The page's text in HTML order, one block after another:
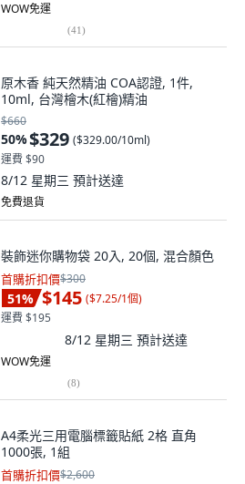
WOW免運
(41)
原木香 純天然精油 COA認證, 1件,
10ml, 台灣檜木(紅檜)精油
$660
50%$329 ($329.00/10ml)
運費 $90
8/12 星期三 預計送達
免費退貨
裝飾迷你購物袋 20入, 20個, 混合顏色
首購折扣價$300
51% $145 ($7.25/1個)
運費 $195
8/12 星期三 預計送達
WOW免運
(8)
A4柔光三用電腦標籤貼紙 2格 直角
1000張, 1組
首購折扣價$2,600